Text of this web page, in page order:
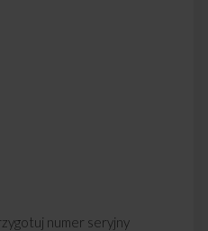
numer seryjny